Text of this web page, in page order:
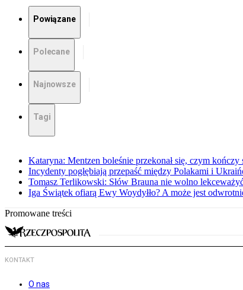
Powiązane
Polecane
Najnowsze
Tagi
Kataryna: Mentzen boleśnie przekonał się, czym
Incydenty pogłębiają przepaść między Polakami i
Tomasz Terlikowski: Słów Brauna nie wolno
Iga Świątek ofiarą Ewy Woydyłło? A może jest
Promowane treści
KONTAKT
O nas